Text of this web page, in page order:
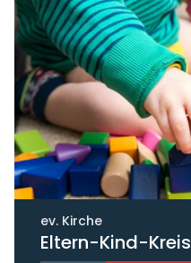
ev. Kirche
Eltern-Kind-Kreis